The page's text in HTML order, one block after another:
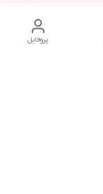
پروفایل